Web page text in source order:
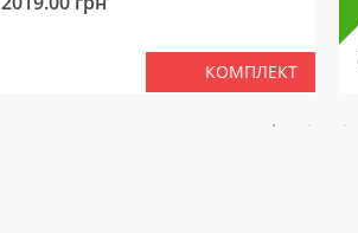
КОМПЛЕКТ